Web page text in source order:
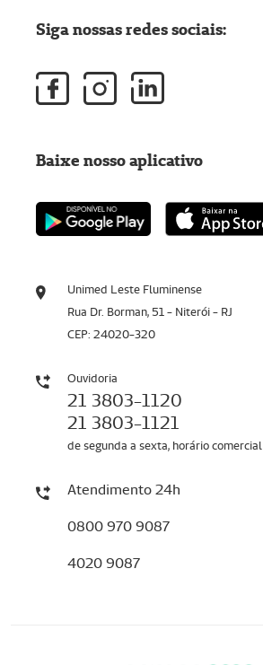
Unimed Leste Fluminense
Rua Dr. Borman, 51 - Niterói - RJ
CEP: 24020-320
Ouvidoria
21 3803-1120
21 3803-1121
de segunda a sexta, horário comercial
Atendimento 24h
0800 970 9087
4020 9087
Siga nossas redes sociais:
Baixe nosso aplicativo